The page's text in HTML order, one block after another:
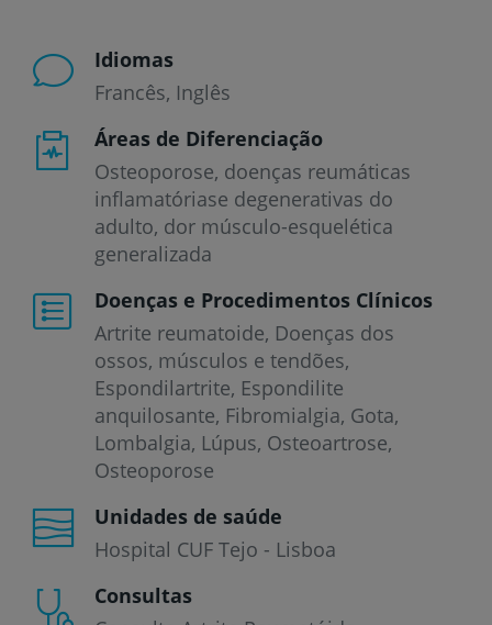
Idiomas
Francês Inglês
Áreas de Diferenciação
Osteoporose, doenças reumáticas
inflamatóriase degenerativas do
adulto, dor músculo-esquelética
generalizada
Doenças e Procedimentos Clínicos
Artrite reumatoide Doenças dos
ossos, músculos e tendões
Espondilartrite Espondilite
anquilosante Fibromialgia Gota
Lombalgia Lúpus Osteoartrose
Osteoporose
Unidades de saúde
Hospital CUF Tejo - Lisboa
Consultas